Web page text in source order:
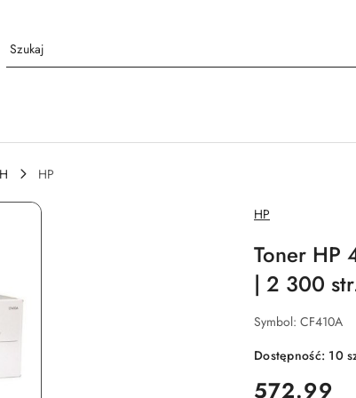
HP
NAZWA
PRODUCENTA:
HP
Toner HP
| 2 300
Symbol: CF410A
Dostępność: 10
cena:
572.99